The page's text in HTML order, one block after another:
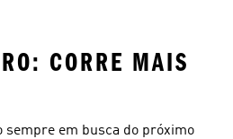
CORRE MAIS
sempre em busca do próximo